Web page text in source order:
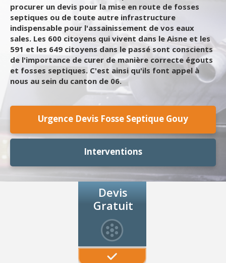
procurer un devis pour la mise en route de fosses
septiques ou de toute autre infrastructure
indispensable pour l'assainissement de vos eaux
sales. Les 600 citoyens qui vivent dans le Aisne et les
591 et les 649 citoyens dans le passé sont conscients
de l'importance de curer de manière correcte égouts
et fosses septiques. C'est ainsi qu'ils font appel à
nous au sein du canton de 06.
Urgence Devis Fosse Septique Gouy
Interventions
Devis
Gratuit